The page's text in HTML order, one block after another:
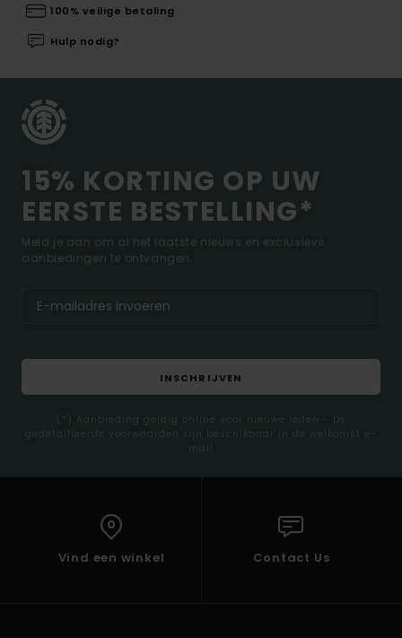
100% veilige betaling
Hulp nodig?
15% KORTING OP UW
EERSTE BESTELLING*
Meld je aan om al het laatste nieuws en exclusieve
aanbiedingen te ontvangen.
INSCHRIJVEN
(*) Aanbieding geldig online voor nieuwe leden - De
gedetailleerde voorwaarden zijn beschikbaar in de welkomst e-
mail
Vind een winkel Contact Us